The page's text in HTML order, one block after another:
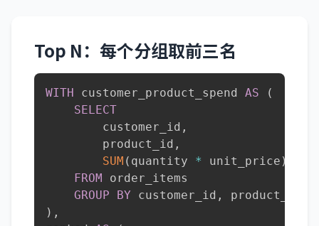
Top N：每个分组取前三名
WITH customer_product_spend AS
(
SELECT
        customer_id
,
        product_id
,
SUM ( quantity * unit_price )
FROM order_items
GROUP
BY customer_id ,
) ,